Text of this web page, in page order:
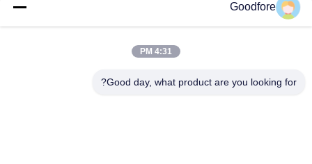
أعلى
Goodfore
4:31 PM
Good day, what product are you looking for?